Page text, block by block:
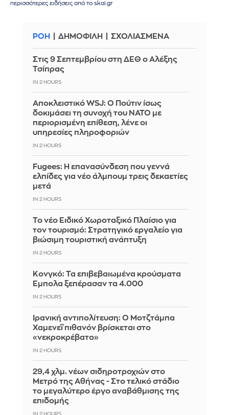
περισσότερες ειδήσεις από το skai.gr
ΡΟΗ ΔΗΜΟΦΙΛΗ ΣΧΟΛΙΑΣΜΕΝΑ
Στις 9 Σεπτεμβρίου στη ΔΕΘ ο Αλέξης
Τσίπρας
IN 2 HOURS
Αποκλειστικό WSJ: Ο Πούτιν ίσως
δοκιμάσει τη συνοχή του ΝΑΤΟ με
περιορισμένη επίθεση, λένε οι
υπηρεσίες πληροφοριών
IN 2 HOURS
Fugees: Η επανασύνδεση που γεννά
ελπίδες για νέο άλμπουμ τρεις δεκαετίες
μετά
IN 2 HOURS
Το νέο Ειδικό Χωροταξικό Πλαίσιο για
τον τουρισμό: Στρατηγικό εργαλείο για
βιώσιμη τουριστική ανάπτυξη
IN 2 HOURS
Κονγκό: Τα επιβεβαιωμένα κρούσματα
Έμπολα ξεπέρασαν τα 4.000
IN 2 HOURS
Ιρανική αντιπολίτευση: Ο Μοτζτάμπα
Χαμενεΐ πιθανόν βρίσκεται στο
«νεκροκρέβατο»
IN 2 HOURS
29,4 χλμ. νέων σιδηροτροχιών στο
Μετρό της Αθήνας - Στο τελικό στάδιο
το μεγαλύτερο έργο αναβάθμισης της
επιδομής